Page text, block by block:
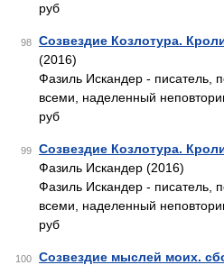
руб
98 Созвездие Козлотура.
(2016)
Фазиль Искандер - писатель,
всеми, наделенный
руб
99 Созвездие Козлотура.
Фазиль Искандер (2016)
Фазиль Искандер - писатель,
всеми, наделенный
руб
100 Созвездие мыслей моих.